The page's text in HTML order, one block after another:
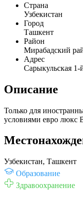
Страна
Узбекистан
Город
Ташкент
Район
Мирабадский
Адрес
Сарыкульская 1-
Описание
Только для
условиями евро люкс
Узбекистан, Ташкент
Образование
Здравоохранение